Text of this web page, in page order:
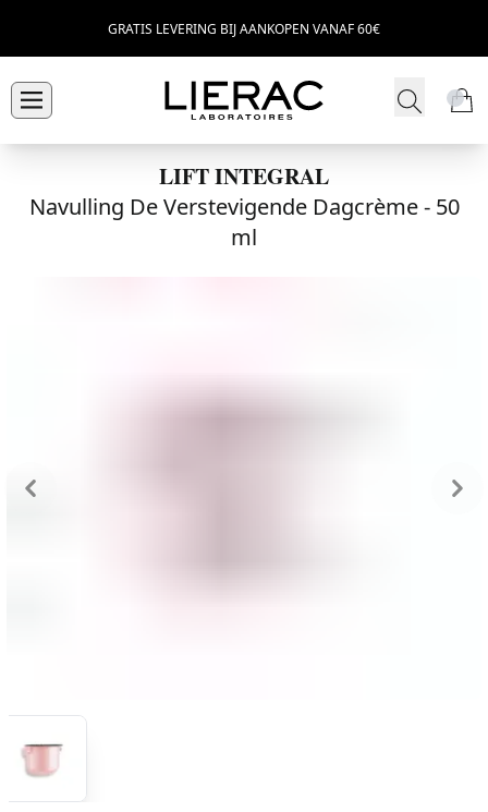
GRATIS LEVERING BIJ AANKOPEN VANAF 60€
LIFT INTEGRAL
Navulling De Verstevigende Dagcrème - 50
ml